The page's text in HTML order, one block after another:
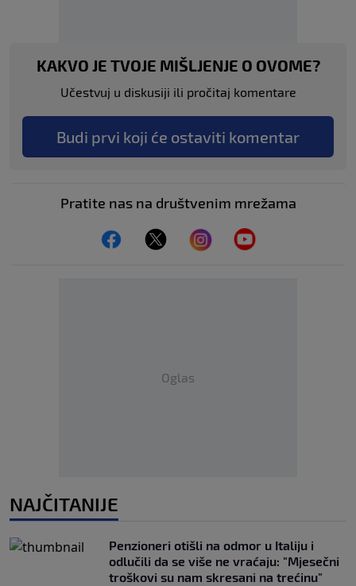
KAKVO JE TVOJE MIŠLJENJE O OVOME?
Učestvuj u diskusiji ili pročitaj komentare
Budi prvi koji će ostaviti komentar
Pratite nas na društvenim mrežama
Oglas
NAJČITANIJE
Penzioneri otišli na odmor u Italiju i
odlučili da se više ne vraćaju: "Mjesečni
troškovi su nam skresani na trećinu"